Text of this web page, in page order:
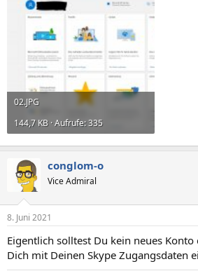
02.JPG
144,7 KB · Aufrufe: 335
conglom-o
Vice Admiral
8. Juni 2021
Eigentlich solltest Du kein neues
Dich mit Deinen Skype Zugangsdaten